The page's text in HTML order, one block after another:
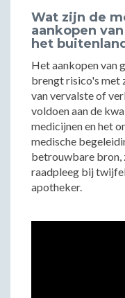
Wat zijn de
aankopen
het
Het aankopen van
brengt risico's met
van vervalste of
voldoen aan de
medicijnen en het
medische
betrouwbare bron,
raadpleeg bij
apotheker.